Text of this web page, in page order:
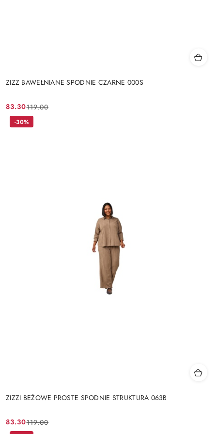
ZIZZ BAWEŁNIANE SPODNIE CZARNE 000S
Cena
promocyjna:
83.30
Cena
przed
119.00
ZIZZI BEŻOWE PROSTE SPODNIE STRUKTURA 063B
Cena
83.30
Cena 119.00
-30%